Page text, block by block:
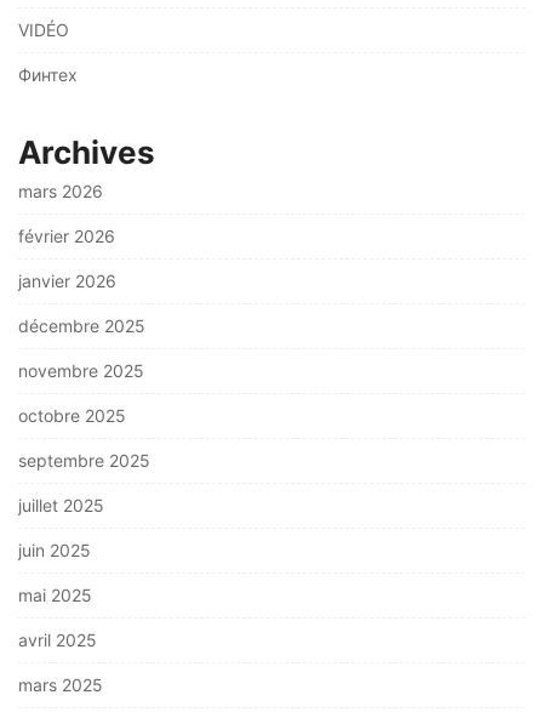
VIDÉO
Финтех
Archives
mars 2026
février 2026
janvier 2026
décembre 2025
novembre 2025
octobre 2025
septembre 2025
juillet 2025
juin 2025
mai 2025
avril 2025
mars 2025